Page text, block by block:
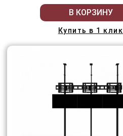
В КОРЗИНУ
Купить в 1 клик